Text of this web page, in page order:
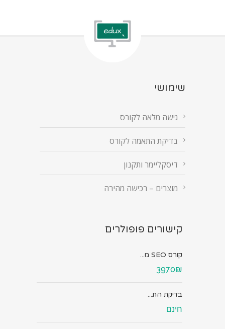
שימושי
גישה מלאה לקורס
בדיקת התאמה לקורס
דיסקליימר ותקנון
מוצרים – רכישה מהירה
קישורים פופולרים
קורס SEO מ...
3970₪
בדיקת הת...
חינם